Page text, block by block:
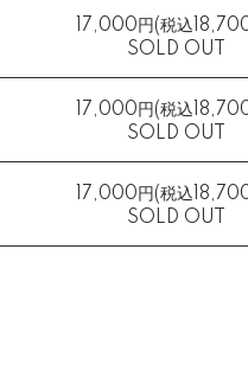
17,000円(税込
SOLD OUT
17,000円(税込
SOLD OUT
17,000円(税込
SOLD OUT